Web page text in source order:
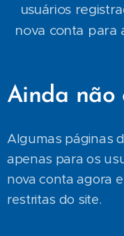
usuários
nova conta para
Ainda não
Algumas páginas
apenas para os
nova conta agora
restritas do site.